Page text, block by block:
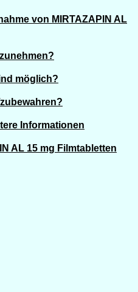
von MIRTAZAPIN AL
möglich?
Informationen
AL 15 mg Filmtabletten